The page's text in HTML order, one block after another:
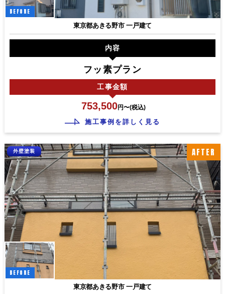
BEFORE
東京都あきる野市 一戸建て
内容
フッ素プラン
工事金額
753,500円〜(税込)
施工事例を詳しく見る
AFTER
BEFORE
外壁塗装
東京都あきる野市 一戸建て